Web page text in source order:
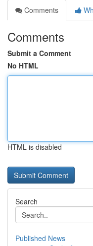
Comments
Comments
Submit a Comment
No HTML
HTML is disabled
Search
Published News